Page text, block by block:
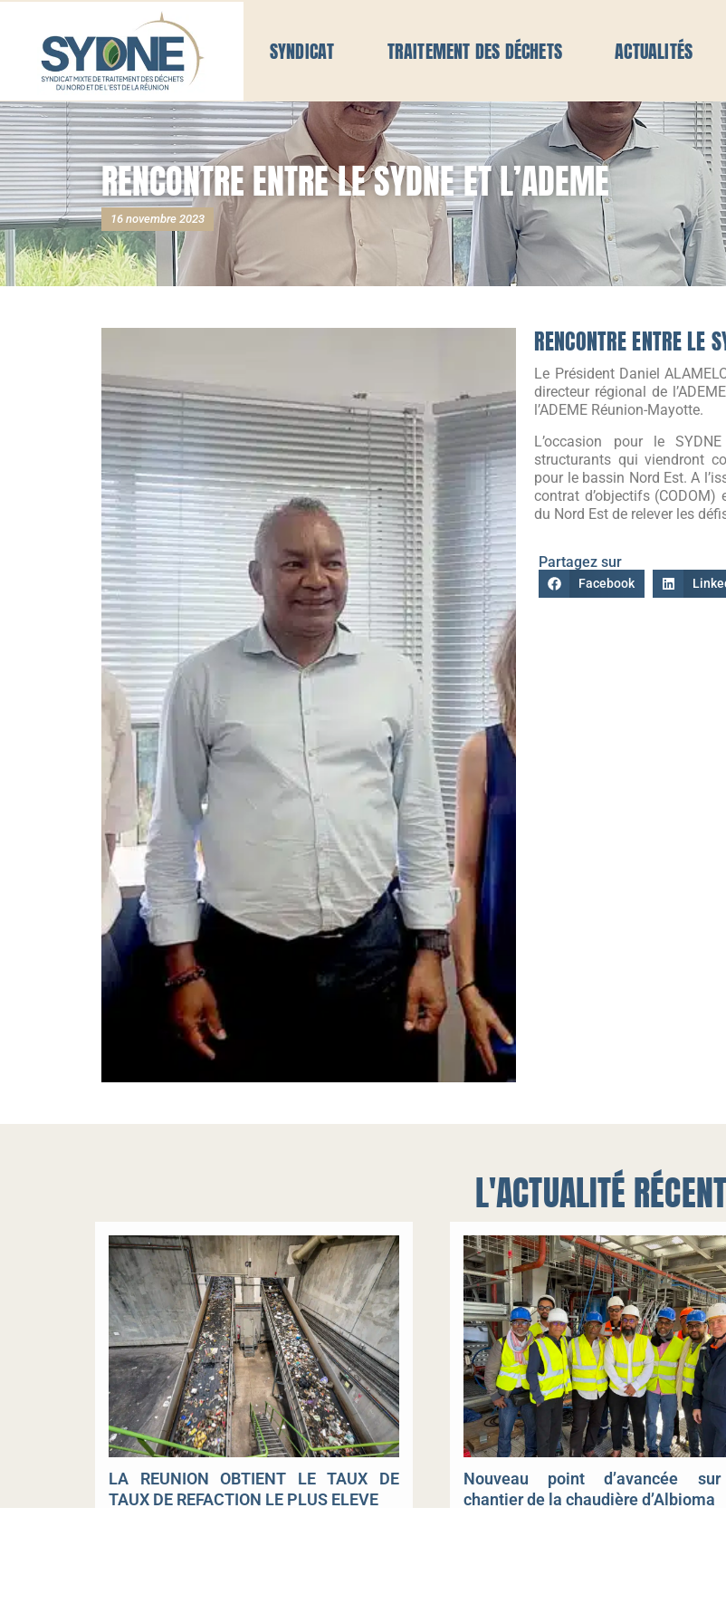
SYNDICAT TRAITEMENT DES DÉCHETS ACTUALITÉS
RENCONTRE ENTRE LE SYDNE ET L’ADEME
16 novembre 2023
RENCONTRE ENTRE LE
Le Président Daniel
directeur régional de
l’ADEME Réunion-Mayotte.
L’occasion pour le
structurants qui viendront
pour le bassin Nord Est. A
contrat d’objectifs (CODOM)
du Nord Est de relever les
Partagez sur
Facebook
L'ACTUALITÉ
LA REUNION OBTIENT LE TAUX DE
TAUX DE REFACTION LE PLUS ELEVE
Nouveau point d’avancée
chantier de la chaudière d’Albioma